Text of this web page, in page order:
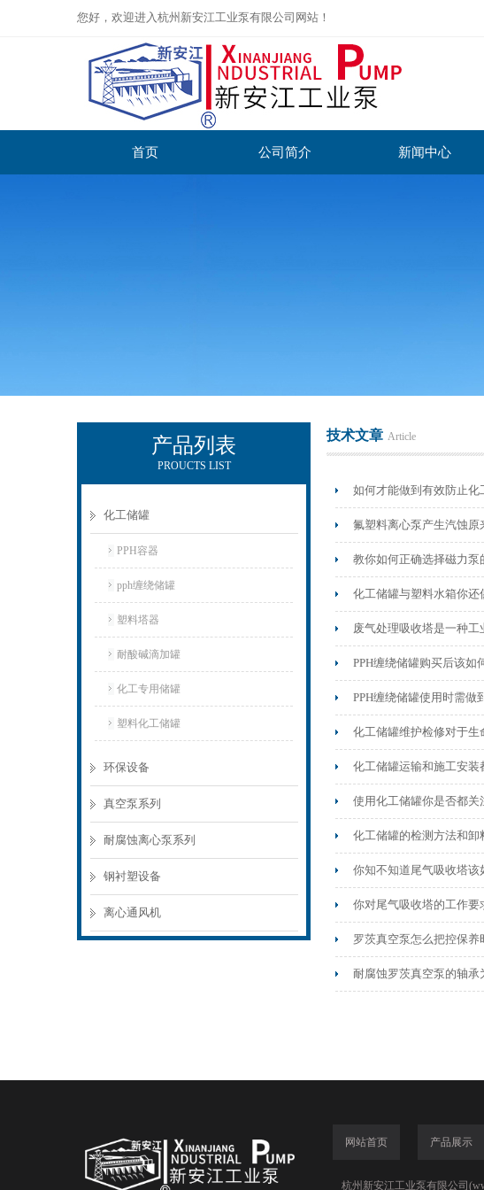
您好，欢迎进入杭州新安江工业泵有限公司网站！
首页 公司简介 新闻中心
产品列表
PROUCTS LIST
化工储罐
PPH容器
pph缠绕储罐
塑料塔器
耐酸碱滴加罐
化工专用储罐
塑料化工储罐
环保设备
真空泵系列
耐腐蚀离心泵系列
钢衬塑设备
离心通风机
技术文章 Article
如何才能做到有效防止化
氟塑料离心泵产生汽蚀原
教你如何正确选择磁力泵
化工储罐与塑料水箱你还
废气处理吸收塔是一种
PPH缠绕储罐购买后该如
PPH缠绕储罐使用时需做
化工储罐维护检修对于生
化工储罐运输和施工安装
使用化工储罐你是否都关
化工储罐的检测方法和卸
你知不知道尾气吸收塔该
你对尾气吸收塔的工作要
罗茨真空泵怎么把控保养
耐腐蚀罗茨真空泵的轴承
网站首页 产品展示
杭州新安江工业泵有限公司